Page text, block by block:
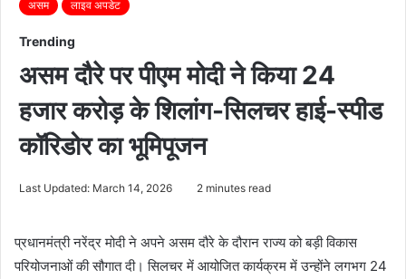
असम लाइव अपडेट
Trending
असम दौरे पर पीएम मोदी ने किया 24
हजार करोड़ के शिलांग-सिलचर हाई-स्पीड
कॉरिडोर का भूमिपूजन
Last Updated: March 14, 2026 2 minutes read
प्रधानमंत्री नरेंद्र मोदी ने अपने असम दौरे के दौरान राज्य को बड़ी विकास
परियोजनाओं की सौगात दी। सिलचर में आयोजित कार्यक्रम में उन्होंने लगभग 24